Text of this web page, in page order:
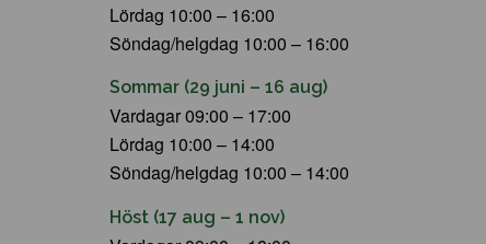
Lördag 10:00 – 16:00
Söndag/helgdag 10:00 – 16:00
Sommar (29 juni – 16 aug)
Vardagar 09:00 – 17:00
Lördag 10:00 – 14:00
Söndag/helgdag 10:00 – 14:00
Höst (17 aug – 1 nov)